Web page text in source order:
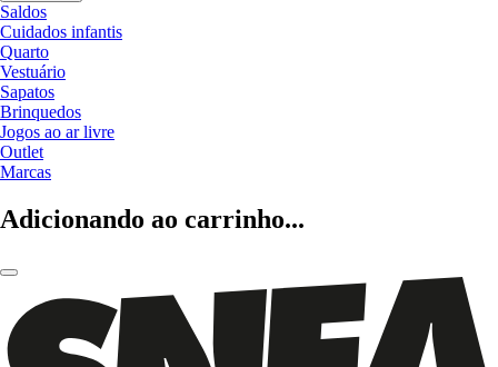
Saldos
Cuidados infantis
Quarto
Vestuário
Sapatos
Brinquedos
Jogos ao ar livre
Outlet
Marcas
Adicionando ao carrinho...